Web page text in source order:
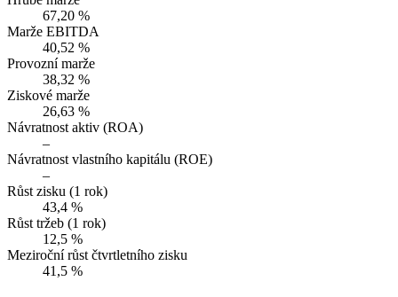
67,20 %
Marže EBITDA
40,52 %
Provozní marže
38,32 %
Ziskové marže
26,63 %
Návratnost aktiv (ROA)
–
Návratnost vlastního kapitálu (ROE)
–
Růst zisku (1 rok)
43,4 %
Růst tržeb (1 rok)
12,5 %
Meziroční růst čtvrtletního zisku
41,5 %